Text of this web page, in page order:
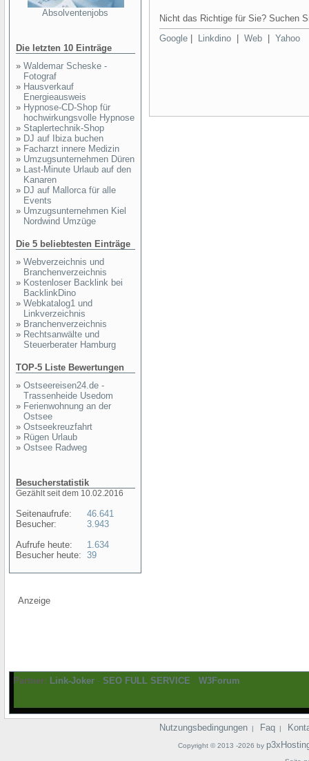
Absolventenjobs
Die letzten 10 Einträge
» Waldemar Scheske -
Fotograf
» Hausverkauf
Energieausweis
» Hypnose-CD-Shop für
hochwirkungsvolle Hypnose
» Staplertechnik-Shop
» DJ auf Ibiza buchen
» Facharzt innere Medizin
» Umzugsunternehmen Düren
» Last-Minute Urlaub auf den
Kanaren
» DJ auf Mallorca für alle
Events
» Umzugsunternehmen Kiel
Nordwind Umzüge
Die 5 beliebtesten Einträge
» Webverzeichnis und
Branchenverzeichnis
» Kostenloser Backlink bei
BacklinkDino
» Webkatalog1 und
Linkverzeichnis
» Branchenverzeichnis
» Rechtsanwälte und
Steuerberater Hamburg
TOP-5 Liste Bewertungen
» Ostseereisen24.de -
Trassenheide Usedom
» Ferienwohnung an der
Ostsee
» Ostseekreuzfahrt
» Rügen Urlaub
» Ostsee Radweg
Besucherstatistik
Gezählt seit dem 10.02.2016
Seitenaufrufe:
Besucher:
Aufrufe heute:
Besucher heute:
46.641
3.943
1.634
39
Nicht das Richtige für Sie? Suchen
Google
Linkdino Web Yahoo
Anzeige
Partner: Link-Joker - SEO FULL SERVICE - W3Forum
Nutzungsbedingungen | Faq |
Copyright © 2013 -2026 by